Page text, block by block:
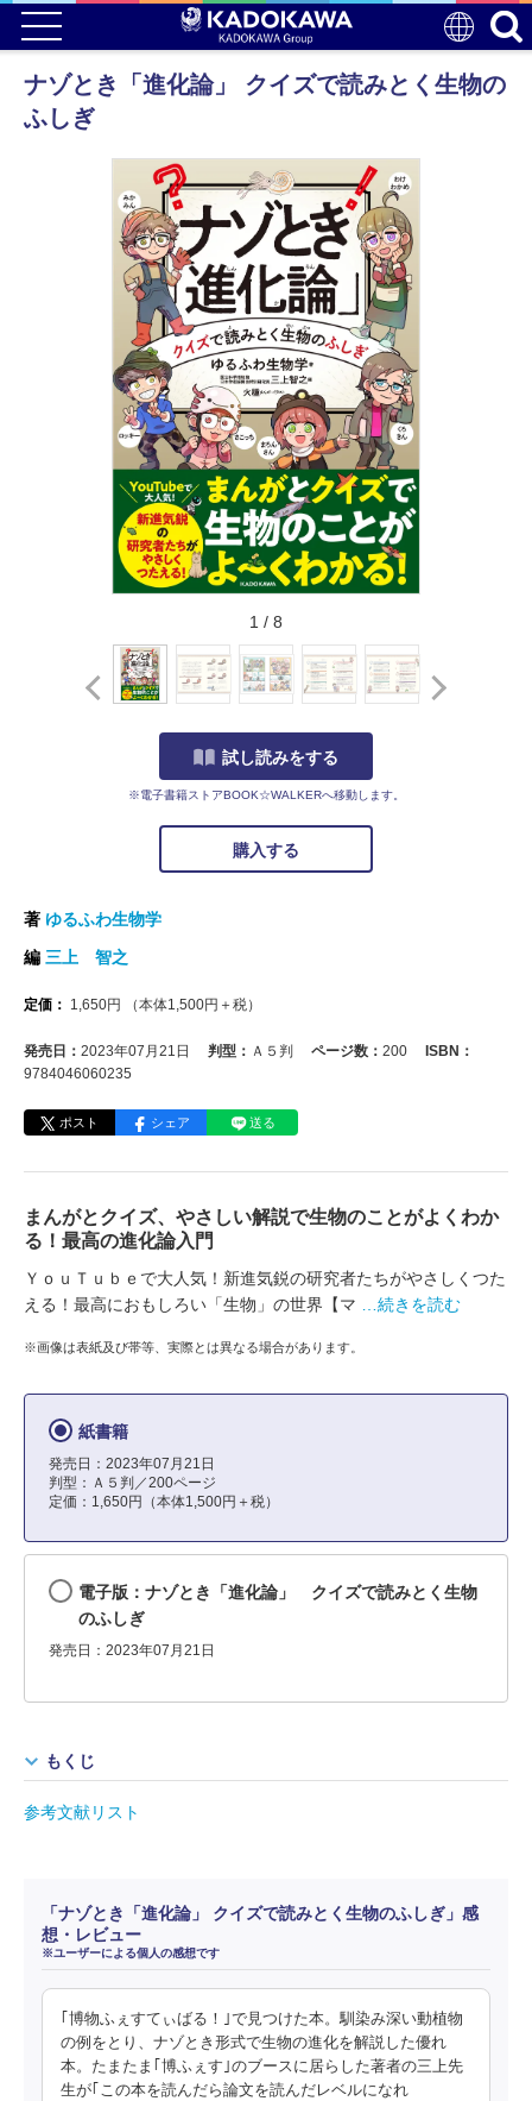
ナゾとき「進化論」 クイズで読みとく生物の
ふしぎ
1 / 8
試し読みをする
※電子書籍ストアBOOK☆WALKERへ移動します。
購入する
著 ゆるふわ生物学
編 三上 智之
定価： 1,650円 （本体1,500円＋税）
発売日： 2023年07月21日 判型： Ａ５判 ページ数： 200
ISBN：
9784046060235
ポスト シェア 送る
まんがとクイズ、やさしい解説で生物のことがよくわか
る！最高の進化論入門
ＹｏｕＴｕｂｅで大人気！新進気鋭の研究者たちがやさしくつた
える！最高におもしろい「生物」の世界【マ
…続きを読む
※画像は表紙及び帯等、実際とは異なる場合があります。
紙書籍
発売日：2023年07月21日
判型：Ａ５判／200ページ
定価：1,650円（本体1,500円＋税）
電子版：ナゾとき「進化論」 クイズで読みとく生物
のふしぎ
発売日：2023年07月21日
もくじ
参考文献リスト
「ナゾとき「進化論」 クイズで読みとく生物のふしぎ」感
想・レビュー
※ユーザーによる個人の感想です
｢博物ふぇすてぃばる！｣で見つけた本。馴染み深い動植物
の例をとり、ナゾとき形式で生物の進化を解説した優れ
本。たまたま｢博ふぇす｣のブースに居らした著者の三上先
生が｢この本を読んだら論文を読んだレベルになれ